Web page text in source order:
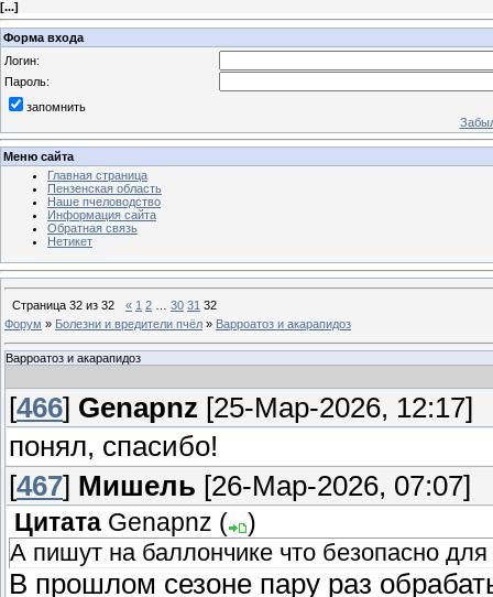
[...]
Форма входа
Логин:
Пароль:
запомнить
Меню сайта
Главная страница
Пензенская область
Наше пчеловодство
Информация сайта
Обратная связь
Нетикет
Страница 32 из 32 « 1 2 30 31 32
Форум » Болезни и вредители пчёл » Варроатоз и акарапидоз
Варроатоз и акарапидоз
[466] Genapnz [25-Мар-2026, 12:17]
понял, спасибо!
[467] Мишель [26-Мар-2026, 07:07]
Цитата Genapnz (
)
А пишут на баллончике что безопасно
В прошлом сезоне пару раз